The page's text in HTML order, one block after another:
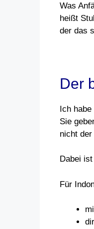
Was
heißt
der das
Der
Ich
Sie
nicht
Dabei
Für